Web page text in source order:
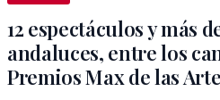
12 espectáculos y más
andaluces, entre los
Premios Max de las